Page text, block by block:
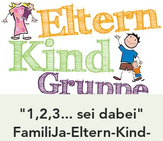
"1,2,3... sei dabei"
FamiliJa-Eltern-Kind-